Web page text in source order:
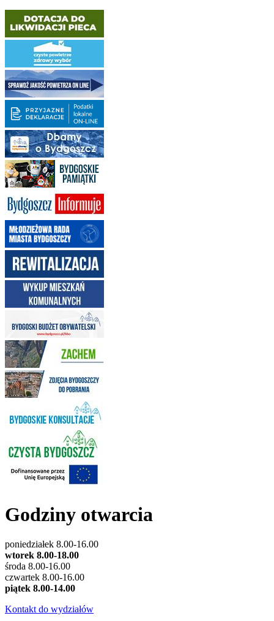
Godziny otwarcia
poniedziałek 8.00-16.00
wtorek 8.00-18.00
środa 8.00-16.00
czwartek 8.00-16.00
piątek 8.00-14.00
Kontakt do wydziałów